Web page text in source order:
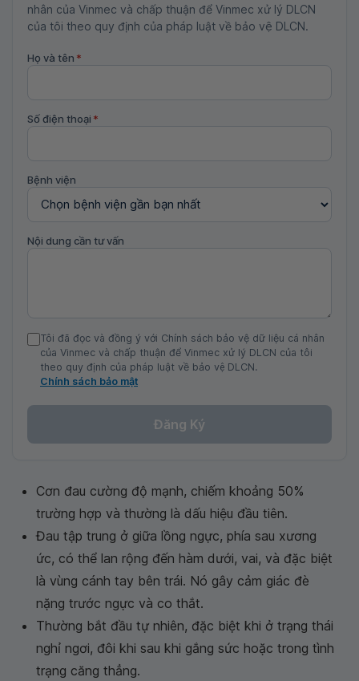
nhân của Vinmec và chấp thuận để Vinmec xử lý DLCN
của tôi theo quy định của pháp luật về bảo vệ DLCN.
Họ và tên *
Số điện thoại *
Bệnh viện
Nội dung cần tư vấn
Tôi đã đọc và đồng ý với Chính sách bảo vệ dữ liệu cá nhân
của Vinmec và chấp thuận để Vinmec xử lý DLCN của tôi
theo quy định của pháp luật về bảo vệ DLCN.
Chính sách bảo mật
Đăng Ký
Cơn đau cường độ mạnh, chiếm khoảng 50%
trường hợp và thường là dấu hiệu đầu tiên.
Đau tập trung ở giữa lồng ngực, phía sau xương
ức, có thể lan rộng đến hàm dưới, vai, và đặc biệt
là vùng cánh tay bên trái. Nó gây cảm giác đè
nặng trước ngực và co thắt.
Thường bắt đầu tự nhiên, đặc biệt khi ở trạng thái
nghỉ ngơi, đôi khi sau khi gắng sức hoặc trong tình
trạng căng thẳng.